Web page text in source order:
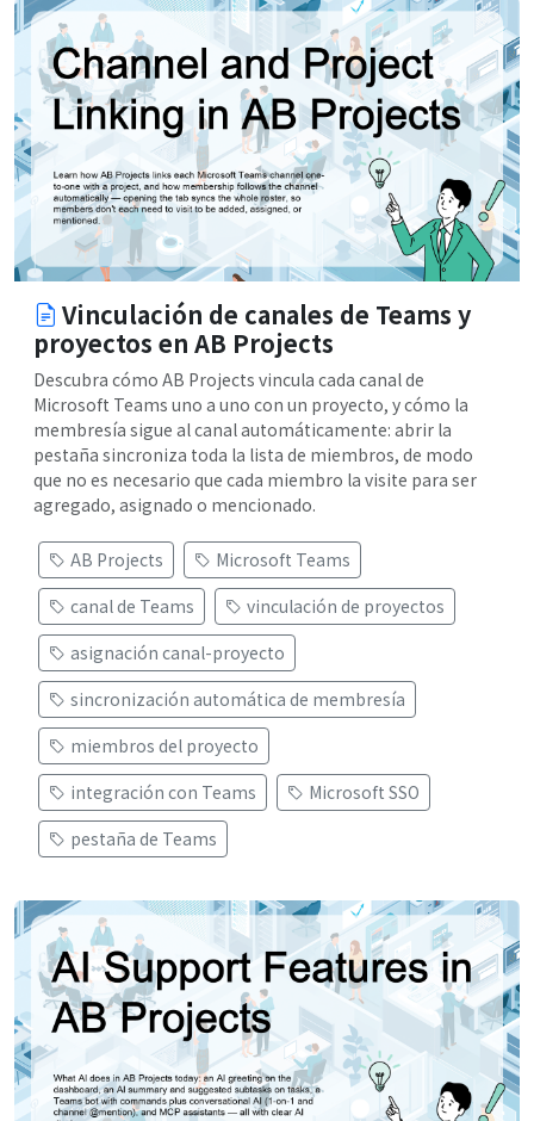
Vinculación de canales de Teams y
proyectos en AB Projects
Descubra cómo AB Projects vincula cada canal de
Microsoft Teams uno a uno con un proyecto, y cómo la
membresía sigue al canal automáticamente: abrir la
pestaña sincroniza toda la lista de miembros, de modo
que no es necesario que cada miembro la visite para ser
agregado, asignado o mencionado.
AB Projects
Microsoft Teams
canal de Teams
vinculación de proyectos
asignación canal-proyecto
sincronización automática de membresía
miembros del proyecto
integración con Teams
Microsoft SSO
pestaña de Teams